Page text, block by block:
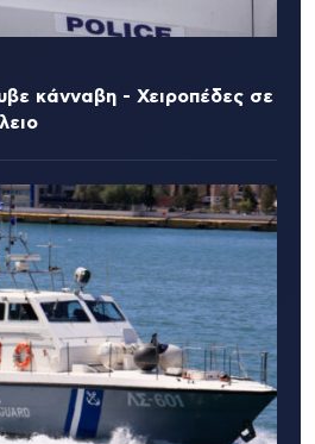
κάνναβη - Χειροπέδες σε